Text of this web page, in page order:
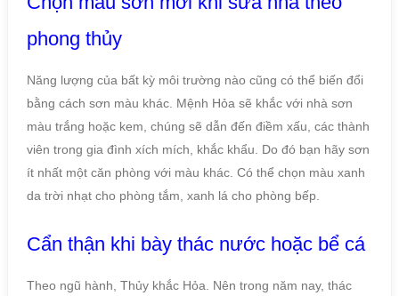
phong thủy
Năng lượng của bất kỳ môi trường nào cũng có thể biến đổi
bằng cách sơn màu khác. Mệnh Hỏa sẽ khắc với nhà sơn
màu trắng hoặc kem, chúng sẽ dẫn đến điềm xấu, các thành
viên trong gia đình xích mích, khắc khẩu. Do đó bạn hãy sơn
ít nhất một căn phòng với màu khác. Có thể chọn màu xanh
da trời nhạt cho phòng tắm, xanh lá cho phòng bếp.
Cẩn thận khi bày thác nước hoặc bể cá
Theo ngũ hành, Thủy khắc Hỏa. Nên trong năm nay, thác